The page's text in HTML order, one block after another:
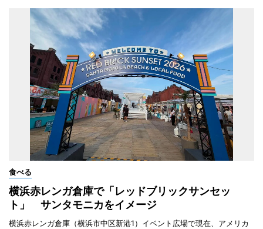
食べる
横浜赤レンガ倉庫で「レッドブリックサンセッ
ト」 サンタモニカをイメージ
横浜赤レンガ倉庫（横浜市中区新港1）イベント広場で現在、アメリカ